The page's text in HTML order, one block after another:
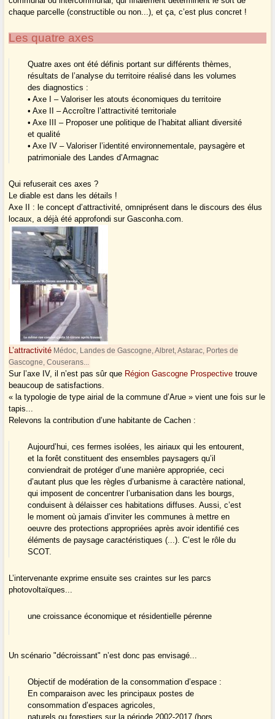
chaque parcelle (constructible ou non...), et ça, c’est plus concret !
Les quatre axes
Quatre axes ont été définis portant sur différents thèmes,
résultats de l’analyse du territoire réalisé dans les volumes
des diagnostics :
• Axe I – Valoriser les atouts économiques du territoire
• Axe II – Accroître l’attractivité territoriale
• Axe III – Proposer une politique de l’habitat alliant diversité
et qualité
• Axe IV – Valoriser l’identité environnementale, paysagère et
patrimoniale des Landes d’Armagnac
Qui refuserait ces axes ?
Le diable est dans les détails !
Axe II : le concept d’attractivité, omniprésent dans le discours des élus
locaux, a déjà été approfondi sur Gasconha.com.
L’attractivité Médoc, Landes de Gascogne, Albret, Astarac, Portes de
Gascogne, Couserans...
Sur l’axe IV, il n’est pas sûr que Région Gascogne Prospective trouve
beaucoup de satisfactions.
« la typologie de type airial de la commune d’Arue » vient une fois sur le
tapis...
Relevons la contribution d’une habitante de Cachen :
Aujourd’hui, ces fermes isolées, les airiaux qui les entourent,
et la forêt constituent des ensembles paysagers qu’il
conviendrait de protéger d’une manière appropriée, ceci
d’autant plus que les règles d’urbanisme à caractère national,
qui imposent de concentrer l’urbanisation dans les bourgs,
conduisent à délaisser ces habitations diffuses. Aussi, c’est
le moment où jamais d’inviter les communes à mettre en
oeuvre des protections appropriées après avoir identifié ces
éléments de paysage caractéristiques (...). C’est le rôle du
SCOT.
L’intervenante exprime ensuite ses craintes sur les parcs
photovoltaïques...
une croissance économique et résidentielle pérenne
Un scénario "décroissant" n’est donc pas envisagé...
Objectif de modération de la consommation d’espace :
En comparaison avec les principaux postes de
consommation d’espaces agricoles,
naturels ou forestiers sur la période 2002-2017 (hors